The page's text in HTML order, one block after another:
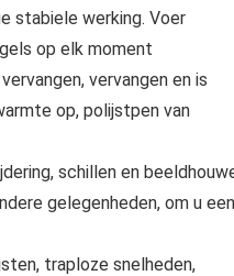
stabiele werking. Voer
op elk moment
vervangen en is
op, polijstpen van
schillen en
gelegenheden, om u een
traploze snelheden,